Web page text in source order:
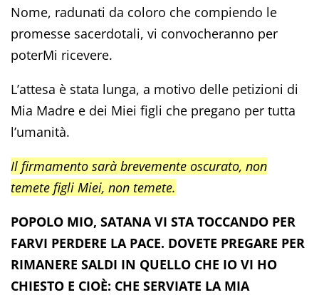
Nome, radunati da coloro che compiendo le
promesse sacerdotali, vi convocheranno per
poterMi ricevere.
L’attesa è stata lunga, a motivo delle petizioni di
Mia Madre e dei Miei figli che pregano per tutta
l’umanità.
Il firmamento sarà brevemente oscurato, non
temete figli Miei, non temete.
POPOLO MIO, SATANA VI STA TOCCANDO PER
FARVI PERDERE LA PACE. DOVETE PREGARE PER
RIMANERE SALDI IN QUELLO CHE IO VI HO
CHIESTO E CIOÈ: CHE SERVIATE LA MIA